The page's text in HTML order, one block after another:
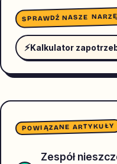
SPRAWDŹ NASZE
⚡Kalkulator
POWIĄZANE ARTYKUŁY
Zespół